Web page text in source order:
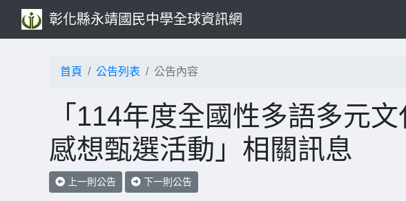
彰化縣永靖國民中學全球資訊網
首頁 公告列表 公告內容
「114年度全國性多語多元
感想甄選活動」相關訊息
上一則公告 下一則公告